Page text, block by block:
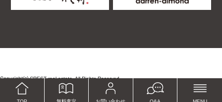
Copyright⒞CREST real estate. All Rights Reserved.